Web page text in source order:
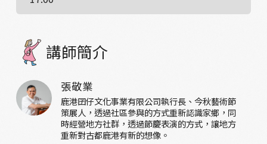
講師簡介
張敬業
鹿港囝仔文化事業有限公司執行長、今秋藝術節
策展人，透過社區參與的方式重新認識家鄉，同
時經營地方社群，透過節慶表演的方式，讓地方
重新對古都鹿港有新的想像。